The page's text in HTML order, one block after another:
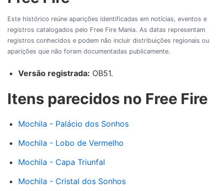
Este histórico reúne aparições identificadas em notícias, eventos e
registros catalogados pelo Free Fire Mania. As datas representam
registros conhecidos e podem não incluir distribuições regionais ou
aparições que não foram documentadas publicamente.
Versão registrada: OB51.
Itens parecidos no Free Fire
Mochila - Palácio dos Sonhos
Mochila - Lobo de Vermelho
Mochila - Capa Triunfal
Mochila - Cristal dos Sonhos